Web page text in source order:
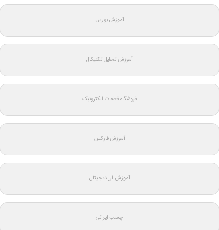
آموزش بورس
آموزش تحلیل تکنیکال
فروشگاه قطعات الکترونیک
آموزش فارکس
آموزش ارز دیجیتال
چسب ایرانی